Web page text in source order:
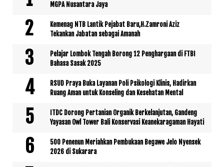
MGPA Nusantara Jaya
Kemenag NTB Lantik Pejabat Baru,H.Zamroni Aziz
Tekankan Jabatan sebagai Amanah
Pelajar Lombok Tengah Borong 12 Penghargaan di FTBI
Bahasa Sasak 2025
RSUD Praya Buka Layanan Poli Psikologi Klinis, Hadirkan
Ruang Aman untuk Konseling dan Kesehatan Mental
ITDC Dorong Pertanian Organik Berkelanjutan, Gandeng
Yayasan Owl Tower Bali Konservasi Keanekaragaman Hayati
500 Penenun Meriahkan Pembukaan Begawe Jelo Nyensek
2026 di Sukarara